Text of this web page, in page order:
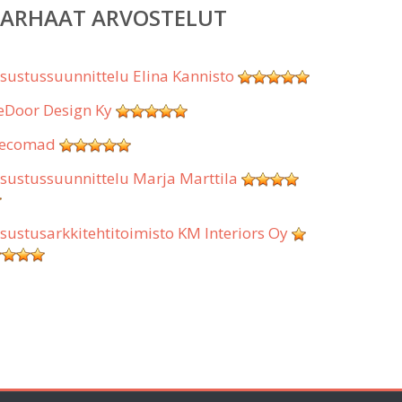
ARVOSTELUT
Elina Kannisto
Design Ky
Marja Marttila
KM Interiors Oy